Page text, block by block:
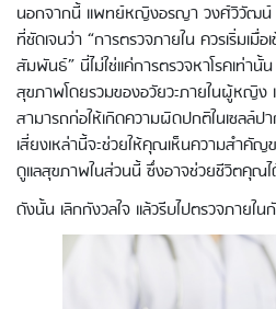
นอกจากนี้ แพทย์หญิงอรญา วงศ์วิวัฒน์
ที่ชัดเจนว่า “การตรวจภายใน ควรเริ่มเ
สัมพันธ์” นี่ไม่ใช่แค่การตรวจหาโรคเท่านั้
สุขภาพโดยรวมของอวัยวะภายในผู้หญิง แ
สามารถก่อให้เกิดความผิดปกติในเซลล์
เสี่ยงเหล่านี้จะช่วยให้คุณเห็นความสำคัญข
ดูแลสุขภาพในส่วนนี้ ซึ่งอาจช่วยชีวิตคุณ
ดังนั้น เลิกกังวลใจ แล้วรีบไปตรวจภายใน